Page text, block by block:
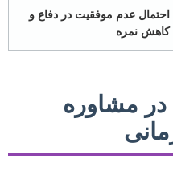
احتمال عدم موفقیت در دفاع و
کاهش نمره
مشاوره